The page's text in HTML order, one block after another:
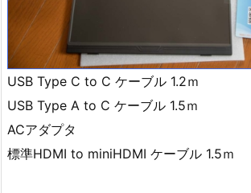
USB Type C to C ケーブル 1.2ｍ
USB Type A to C ケーブル 1.5ｍ
ACアダプタ
標準HDMI to miniHDMI ケーブル 1.5ｍ